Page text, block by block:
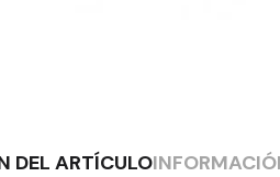
DEL ARTÍCULO